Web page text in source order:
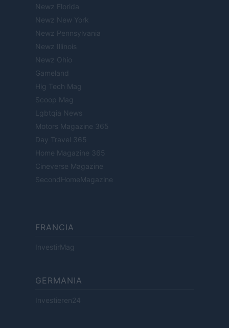
Newz Florida
Newz New York
Newz Pennsylvania
Newz Illinois
Newz Ohio
Gameland
Hig Tech Mag
Scoop Mag
Lgbtqia News
Motors Magazine 365
Day Travel 365
Home Magazine 365
Cineverse Magazine
SecondHomeMagazine
FRANCIA
InvestirMag
GERMANIA
Investieren24